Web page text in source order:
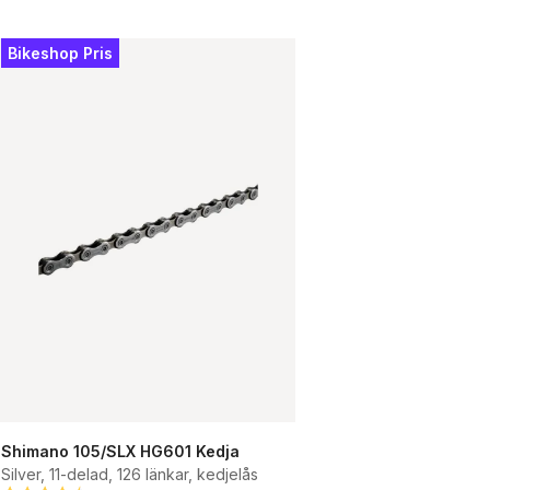
Bikeshop Pris
Shimano 105/SLX HG601 Kedja
Silver, 11-delad, 126 länkar, kedjelås